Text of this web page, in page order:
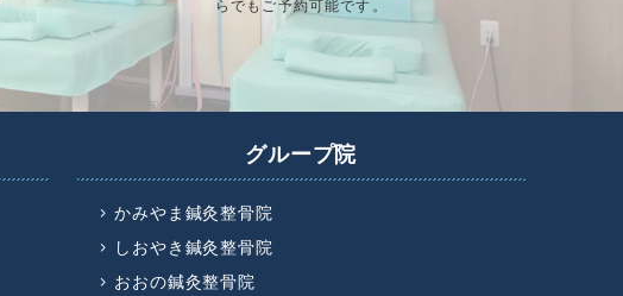
らでもご予約可能です。
グループ院
かみやま鍼灸整骨院
しおやき鍼灸整骨院
おおの鍼灸整骨院